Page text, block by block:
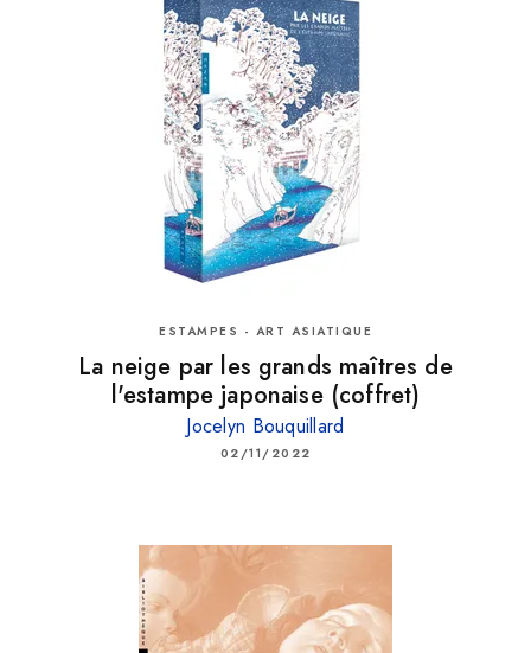
ESTAMPES - ART ASIATIQUE
La neige par les grands maîtres de
l'estampe japonaise (coffret)
Jocelyn Bouquillard
02/11/2022